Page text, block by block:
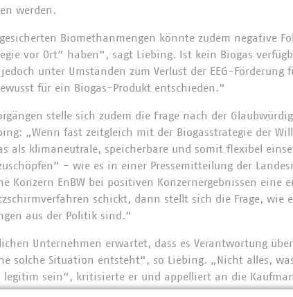
werden.
Biomethanmengen könnte zudem negative
vor Ort“ haben“, sagt Liebing. Ist kein Biogas
unter Umständen zum Verlust der EEG-Förderung
für ein Biogas-Produkt entschieden.“
stelle sich zudem die Frage nach der
„Wenn fast zeitgleich mit der Biogasstrategie der
als klimaneutrale, speicherbare und somit flexibel
- wie es in einer Pressemitteilung der
Konzern EnBW bei positiven Konzernergebnissen eine
schickt, dann stellt sich die Frage, wie
aus der Politik sind.“
Unternehmen erwartet, dass es Verantwortung
solche Situation entsteht“, so Liebing. „Nicht alles,
legitim sein“, kritisierte er und appelliert an die